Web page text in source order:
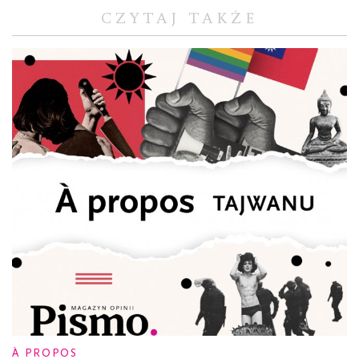
CZYTAJ TAKŻE
À PROPOS